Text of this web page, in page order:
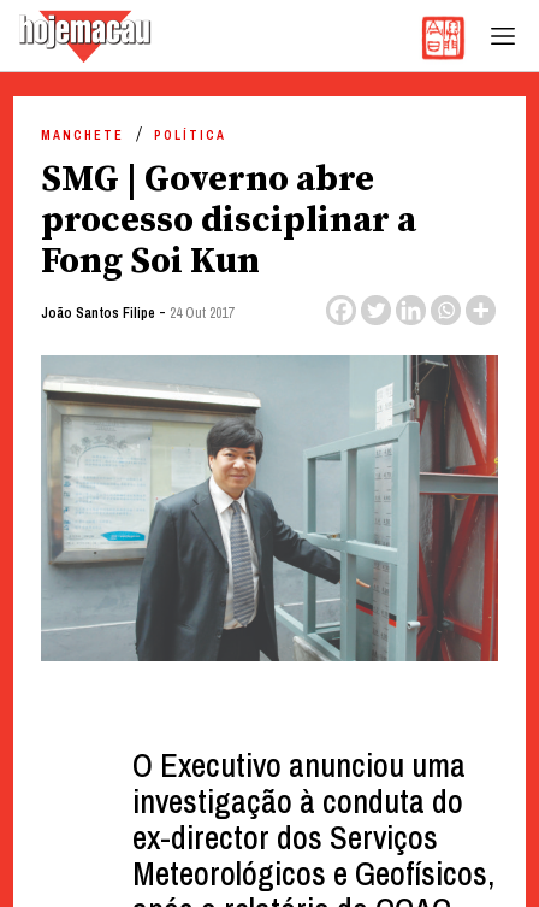
content
MANCHETE POLÍTICA
SMG | Governo abre
processo disciplinar a
Fong Soi Kun
João Santos Filipe - 24 Out 2017
O Executivo anunciou uma
investigação à conduta do
ex-director dos Serviços
Meteorológicos e Geofísicos,